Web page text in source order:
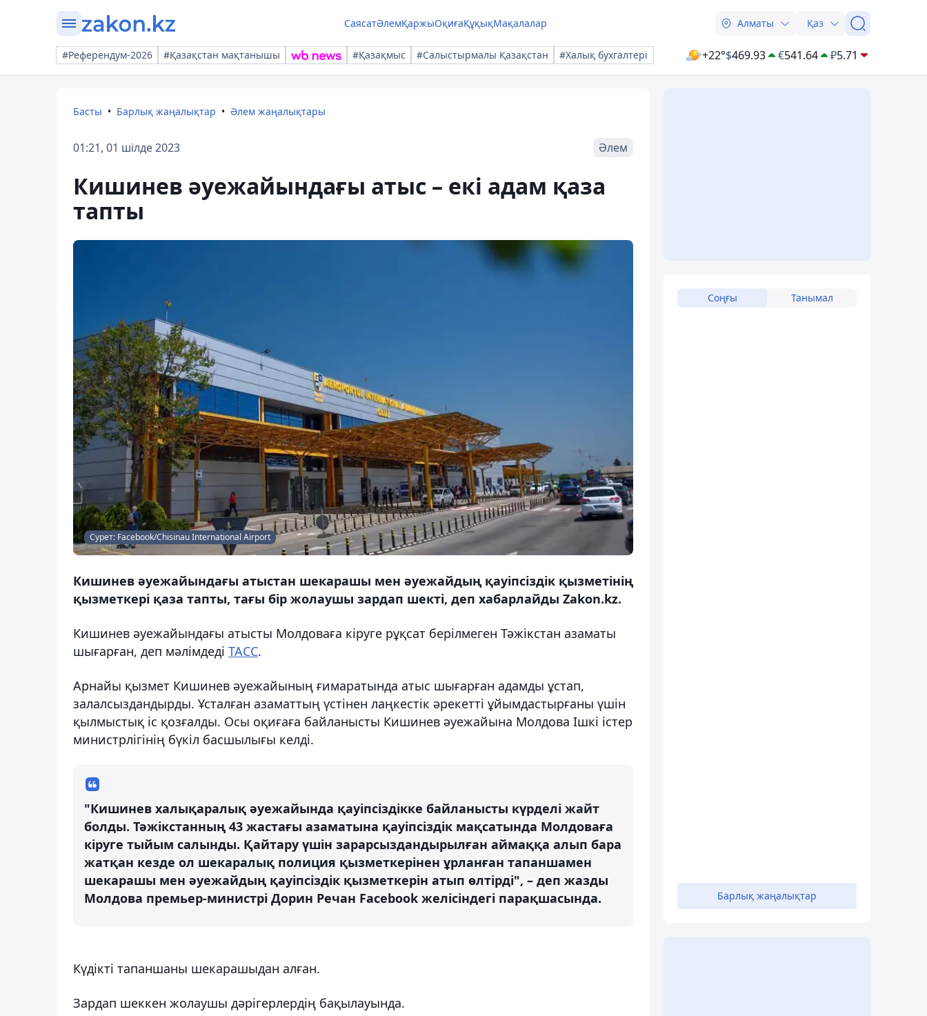
СаясатӘлемҚаржыОқиғаҚұқықМақалалар Алматы Қаз
#Референдум-2026 #Қазақстан мақтанышы #Қазақмыс #Салыстырмалы Қазақстан #Халық бухгалтері +22°$469.93 €541.64 ₽5.71
Басты Барлық жаңалықтар Әлем жаңалықтары
01:21, 01 шілде 2023 Әлем
Кишинев әуежайындағы атыс – екі адам қаза
тапты
Сурет: Facebook/Chisinau International Airport
Кишинев әуежайындағы атыстан шекарашы мен әуежайдың қауіпсіздік қызметінің
қызметкері қаза тапты, тағы бір жолаушы зардап шекті, деп хабарлайды Zakon.kz.
Кишинев әуежайындағы атысты Молдоваға кіруге рұқсат берілмеген Тәжікстан азаматы
шығарған, деп мәлімдеді ТАСС.
Арнайы қызмет Кишинев әуежайының ғимаратында атыс шығарған адамды ұстап,
залалсыздандырды. Ұсталған азаматтың үстінен лаңкестік әрекетті ұйымдастырғаны үшін
қылмыстық іс қозғалды. Осы оқиғаға байланысты Кишинев әуежайына Молдова Ішкі істер
министрлігінің бүкіл басшылығы келді.
"Кишинев халықаралық әуежайында қауіпсіздікке байланысты күрделі жайт
болды. Тәжікстанның 43 жастағы азаматына қауіпсіздік мақсатында Молдоваға
кіруге тыйым салынды. Қайтару үшін зарарсыздандырылған аймаққа алып бара
жатқан кезде ол шекаралық полиция қызметкерінен ұрланған тапаншамен
шекарашы мен әуежайдың қауіпсіздік қызметкерін атып өлтірді", – деп жазды
Молдова премьер-министрі Дорин Речан Facebook желісіндегі парақшасында.
Күдікті тапаншаны шекарашыдан алған.
Зардап шеккен жолаушы дәрігерлердің бақылауында.
Соңғы Танымал
Барлық жаңалықтар